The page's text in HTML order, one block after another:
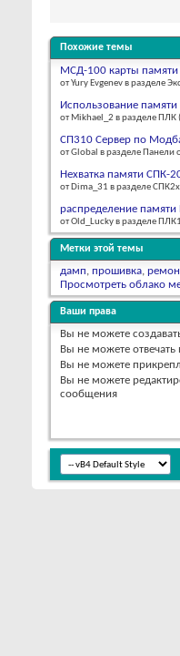
Похожие темы
МСД-100 карты памяти
от Yury Evgenev в разделе
Использование
от Mikhael_2 в разделе ПЛК
СП310 Сервер по
от Global в разделе Панели
Нехватка памяти СПК-
от Dima_31 в разделе
распределение памяти
от Old_Lucky в разделе
Метки этой темы
дамп, прошивка,
Просмотреть облако
Ваши права
Вы не можете
Вы не можете отвечать
Вы не можете
Вы не можете
сообщения